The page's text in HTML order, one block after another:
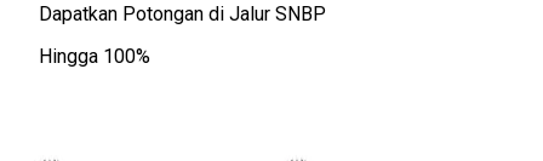
Dapatkan Potongan di Jalur SNBP
Hingga 100%